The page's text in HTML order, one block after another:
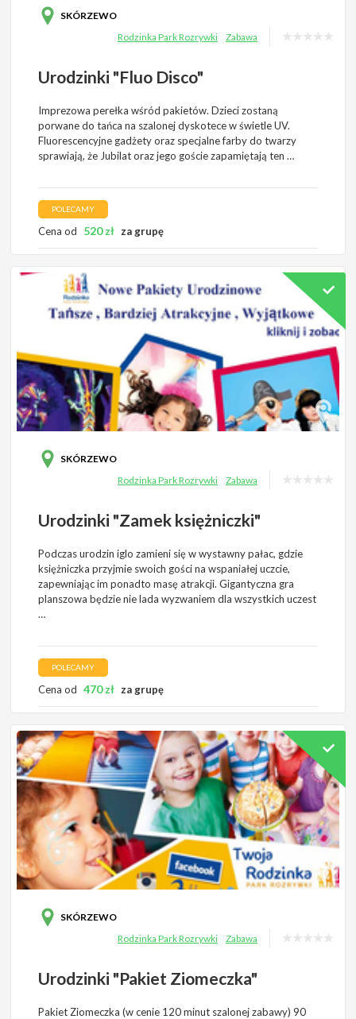
SKÓRZEWO
Rodzinka Park Rozrywki
Zabawa
Urodzinki "Fluo Disco"
Imprezowa perełka wśród pakietów. Dzieci zostaną
porwane do tańca na szalonej dyskotece w świetle UV.
Fluorescencyjne gadżety oraz specjalne farby do twarzy
sprawiają, że Jubilat oraz jego goście zapamiętają ten …
POLECAMY
Cena od 520zł za grupę
SKÓRZEWO
Rodzinka Park Rozrywki
Zabawa
Urodzinki "Zamek księżniczki"
Podczas urodzin iglo zamieni się w wystawny pałac, gdzie
księżniczka przyjmie swoich gości na wspaniałej uczcie,
zapewniając im ponadto masę atrakcji. Gigantyczna gra
planszowa będzie nie lada wyzwaniem dla wszystkich uczest
…
POLECAMY
Cena od 470zł za grupę
SKÓRZEWO
Rodzinka Park Rozrywki
Zabawa
Urodzinki "Pakiet Ziomeczka"
Pakiet Ziomeczka (w cenie 120 minut szalonej zabawy) 90